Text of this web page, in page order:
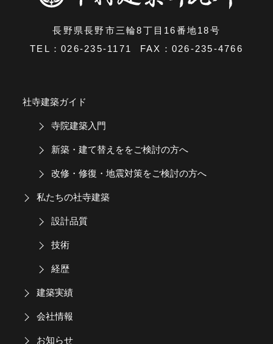
長野県長野市三輪8丁目16番地18号
TEL：026-235-1171 FAX：026-235-4766
社寺建築ガイド
寺院建築入門
新築・建て替えををご検討の方へ
改修・修復・地震対策をご検討の方へ
私たちの社寺建築
設計品質
技術
経歴
建築実績
会社情報
お知らせ